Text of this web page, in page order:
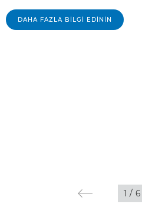
DAHA FAZLA BILGI EDININ
1 / 6